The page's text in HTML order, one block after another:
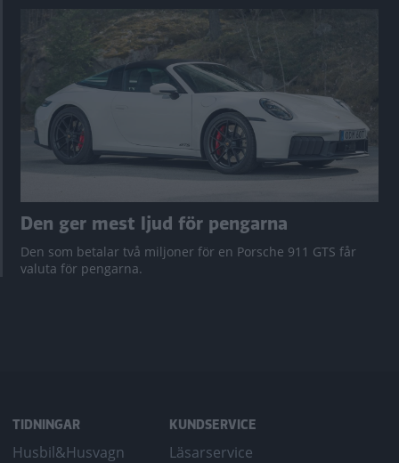
Den ger mest ljud för pengarna
Den som betalar två miljoner för en Porsche 911 GTS får
valuta för pengarna.
TIDNINGAR
Husbil&Husvagn
KUNDSERVICE
Läsarservice